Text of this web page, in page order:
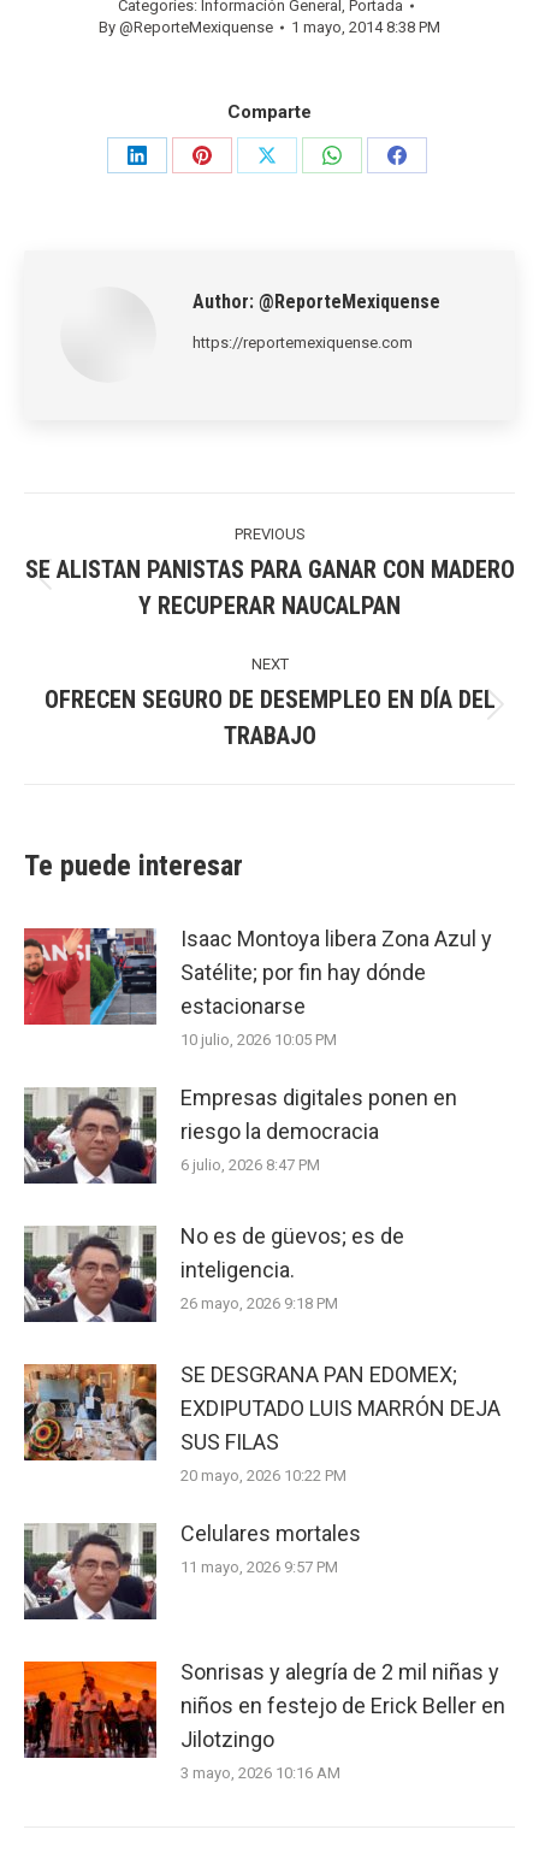
Categories: Información General , Portada
By @ReporteMexiquense 1 mayo, 2014 8:38 PM
Comparte
Share
Share
Share
Share
Share
Author: @ReporteMexiquense
https://reportemexiquense.com
PREVIOUS
post:
SE ALISTAN PANISTAS PARA GANAR CON MADERO
Y RECUPERAR NAUCALPAN
NEXT
post:
OFRECEN SEGURO DE DESEMPLEO EN DÍA DEL
TRABAJO
Te puede interesar
Isaac Montoya libera Zona Azul y
Satélite; por fin hay dónde
estacionarse
10 julio, 2026 10:05 PM
Empresas digitales ponen en
riesgo la democracia
6 julio, 2026 8:47 PM
No es de güevos; es de
inteligencia.
26 mayo, 2026 9:18 PM
SE DESGRANA PAN EDOMEX;
EXDIPUTADO LUIS MARRÓN DEJA
SUS FILAS
20 mayo, 2026 10:22 PM
Celulares mortales
11 mayo, 2026 9:57 PM
Sonrisas y alegría de 2 mil niñas y
niños en festejo de Erick Beller en
Jilotzingo
3 mayo, 2026 10:16 AM